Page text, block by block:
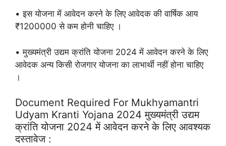
• इस योजना में आवेदन करने के लिए आवेदक की वार्षिक आय
₹1200000 से कम होनी चाहिए ।
• मुख्यमंत्री उद्यम क्रांति योजना 2024 में आवेदन करने के लिए
आवेदक अन्य किसी रोजगार योजना का लाभार्थी नहीं होना चाहिए
।
Document Required For Mukhyamantri
Udyam Kranti Yojana 2024 मुख्यमंत्री उद्यम
क्रांति योजना 2024 में आवेदन करने के लिए आवश्यक
दस्तावेज :